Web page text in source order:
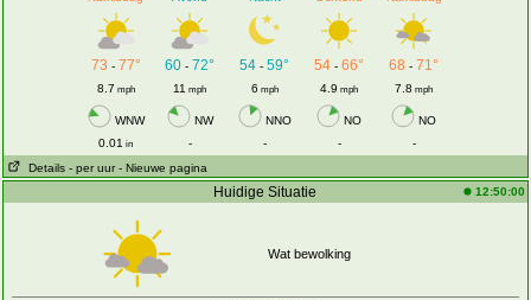
73 - 77° 60 - 72° 54 -59° 54 -66° 68 - 71°
8.7 mph 11 mph 6 mph 4.9 mph 7.8 mph
WNW NW NNO NO
NO
0.01 in - - -
-
Details - per uur - Nieuwe pagina
Huidige Situatie 12:50:00
Wat bewolking